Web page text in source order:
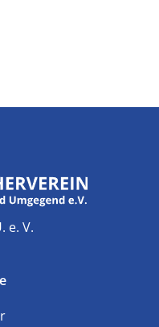
e. V.